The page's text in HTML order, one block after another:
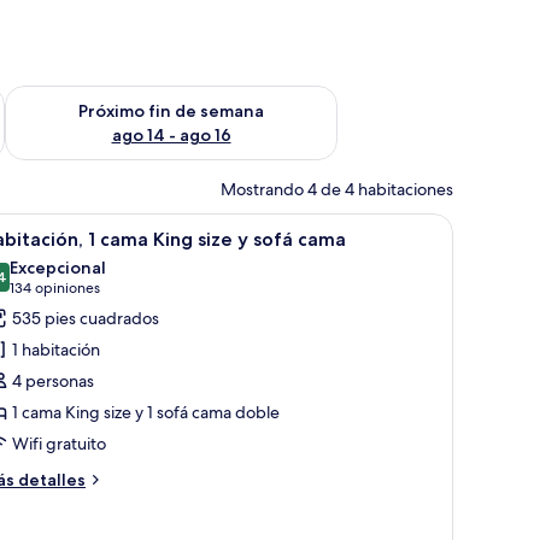
semana ago 7 - ago 9
Próximo fin de semana
ago 14 - ago 16
Consulta la disponibilidad para el próximo fin de semana ago
Mostrando 4 de 4 habitaciones
sofá, escritorio y un amplio ventanal con vistas a la ciudad.
Habitación de hotel con una cama grande,
4 1 cama King size y sofá cama
de 10
Excepcional
134 opiniones
(134
opiniones)
535 pies cuadrados
1 habitación
4 personas
1 cama King size y 1 sofá cama doble
Wifi gratuito
detalles